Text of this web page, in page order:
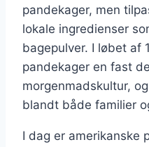
pandekager, men
lokale ingredienser
bagepulver. I løbet af
pandekager en fast
morgenmadskultur,
blandt både familier
I dag er amerikanske